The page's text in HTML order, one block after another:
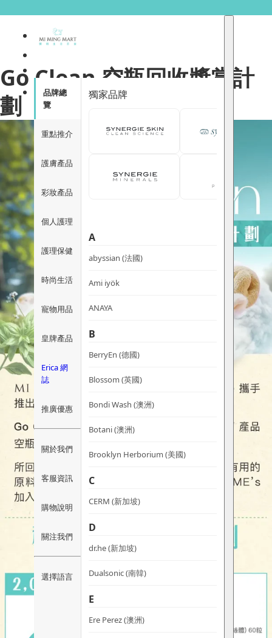
品牌總
覽
重點推介
護膚產品
彩妝產品
個人護理
護理保健
時尚生活
寵物用品
皇牌產品
Erica 網
誌
推廣優惠
關於我們
客服資訊
購物說明
關注我們
選擇語言
獨家品牌
A
abyssian (法國)
Ami iyök
ANAYA
B
BerryEn (德國)
Blossom (英國)
Bondi Wash (澳洲)
Botani (澳洲)
Brooklyn Herborium (美國)
C
CERM (新加坡)
D
dr.he (新加坡)
Dualsonic (南韓)
E
Ere Perez (澳洲)
Go Clean 空瓶回收獎賞計
劃